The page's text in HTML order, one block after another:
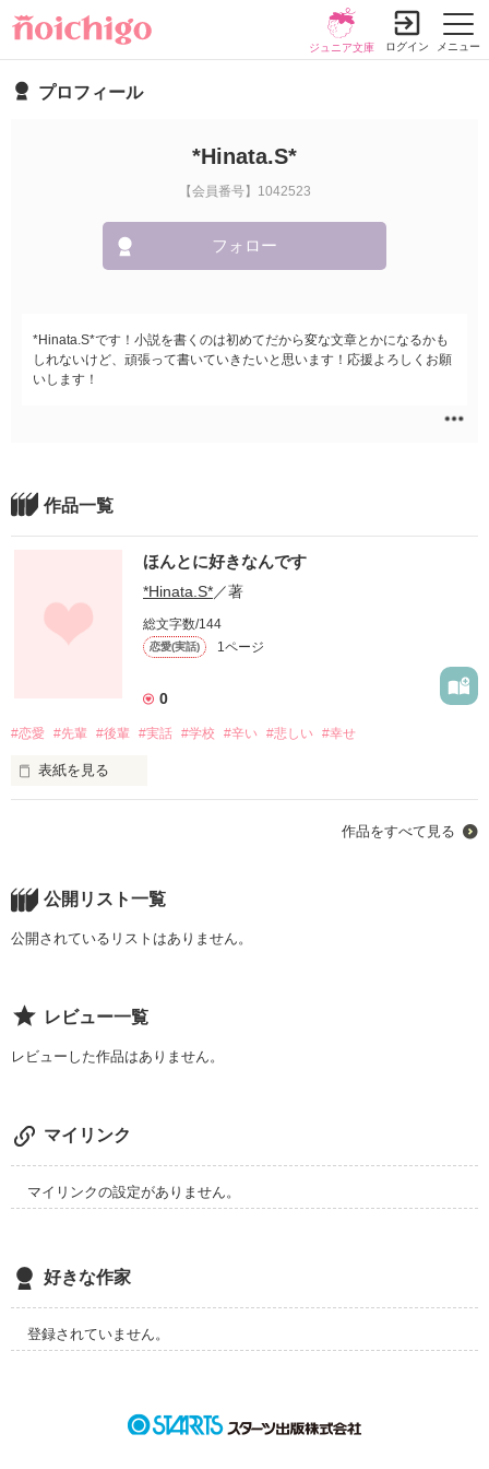
メニュー
ジュニア文庫 ログイン
プロフィール
*Hinata.S*
【会員番号】1042523
フォロー
*Hinata.S*です！小説を書くのは初めてだから変な文章とかになるかも
しれないけど、頑張って書いていきたいと思います！応援よろしくお願
いします！
作品一覧
ほんとに好きなんです
*Hinata.S*／著
総文字数/144
恋愛(実話) 1ページ
0
#恋愛 #先輩 #後輩 #実話 #学校 #辛い #悲しい #幸せ
表紙を見る
作品をすべて見る
公開リスト一覧
公開されているリストはありません。
レビュー一覧
レビューした作品はありません。
マイリンク
マイリンクの設定がありません。
好きな作家
登録されていません。